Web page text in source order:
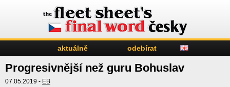
aktuálně odebírat
Progresivnější než guru Bohuslav
07.05.2019 - EB